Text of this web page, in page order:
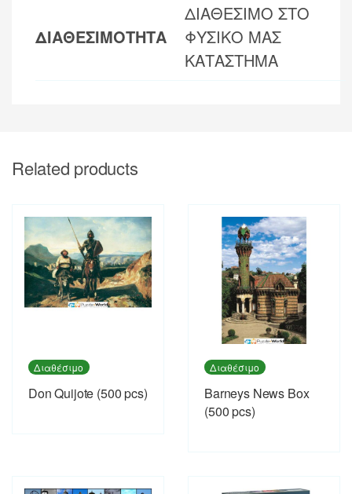
ΔΙΑΘΕΣΙΜΟΤΗΤΑ
ΔΙΑΘΕΣΙΜΟ ΣΤΟ
ΦΥΣΙΚΟ ΜΑΣ
ΚΑΤΑΣΤΗΜΑ
Related products
Διαθέσιμο
Don Quijote (500 pcs)
Διαθέσιμο
Barneys News Box
(500 pcs)